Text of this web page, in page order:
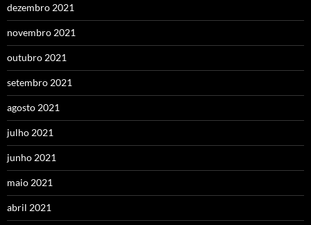
dezembro 2021
novembro 2021
outubro 2021
setembro 2021
agosto 2021
julho 2021
junho 2021
maio 2021
abril 2021